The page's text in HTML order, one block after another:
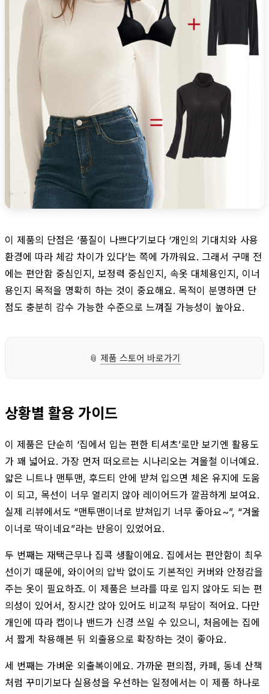
이 제품의 단점은 ‘품질이 나쁘다’기보다 ‘개인의 기대치와 사용
환경에 따라 체감 차이가 있다’는 쪽에 가까워요. 그래서 구매 전
에는 편안함 중심인지, 보정력 중심인지, 속옷 대체용인지, 이너
용인지 목적을 명확히 하는 것이 중요해요. 목적이 분명하면 단
점도 충분히 감수 가능한 수준으로 느껴질 가능성이 높아요.
📎 제품 스토어 바로가기
상황별 활용 가이드
이 제품은 단순히 ‘집에서 입는 편한 티셔츠’로만 보기엔 활용도
가 꽤 넓어요. 가장 먼저 떠오르는 시나리오는 겨울철 이너예요.
얇은 니트나 맨투맨, 후드티 안에 받쳐 입으면 체온 유지에 도움
이 되고, 목선이 너무 열리지 않아 레이어드가 깔끔하게 보여요.
실제 리뷰에서도 “맨투맨이너로 받쳐입기 너무 좋아요~”, “겨울
이너로 딱이네요”라는 반응이 있었어요.
두 번째는 재택근무나 집콕 생활이에요. 집에서는 편안함이 최우
선이기 때문에, 와이어의 압박 없이도 기본적인 커버와 안정감을
주는 옷이 필요하죠. 이 제품은 브라를 따로 입지 않아도 되는 편
의성이 있어서, 장시간 앉아 있어도 비교적 부담이 적어요. 다만
개인에 따라 캡이나 밴드가 신경 쓰일 수 있으니, 처음에는 집에
서 짧게 착용해본 뒤 외출용으로 확장하는 것이 좋아요.
세 번째는 가벼운 외출복이에요. 가까운 편의점, 카페, 동네 산책
처럼 꾸미기보다 실용성을 우선하는 일정에서는 이 제품 하나로